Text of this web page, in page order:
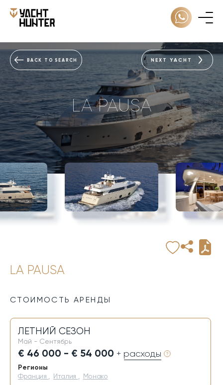
BACK TO SEARCH NEXT YACHT
LA PAUSA
LA PAUSA
СТОИМОСТЬ АРЕНДЫ
ЛЕТНИЙ СЕЗОН
Май - Сентябрь
€ 46 000 - € 54 000 + расходы
Регионы
Франция Италия Монако